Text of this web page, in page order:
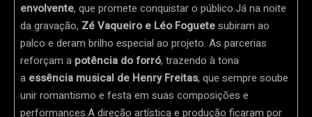
envolvente, que promete conquistar o público.Já na noite
da gravação, Zé Vaqueiro e Léo Foguetesubiram ao
palco e deram brilho especial ao projeto. As parcerias
reforçam a potência do forró, trazendo à tona
a essência musical de Henry Freitas, que sempre soube
unir romantismo e festa em suas composições e
performances.A direção artística e produção ficaram por